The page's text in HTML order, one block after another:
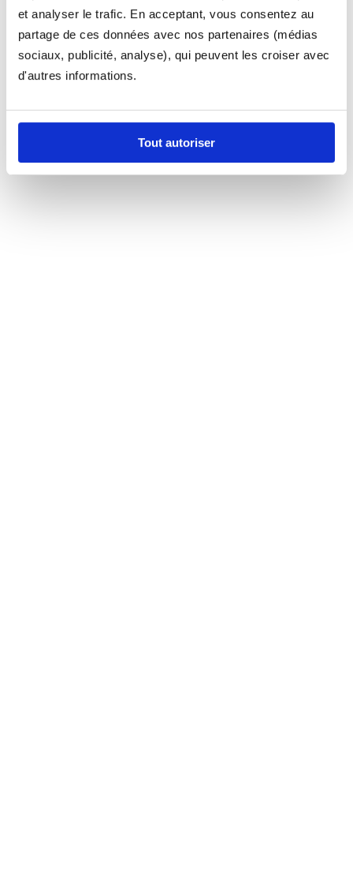
et analyser le trafic. En acceptant, vous consentez au
partage de ces données avec nos partenaires (médias
sociaux, publicité, analyse), qui peuvent les croiser avec
d'autres informations.
Tout autoriser